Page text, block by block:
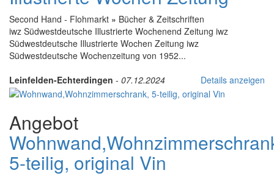
Second Hand - Flohmarkt » Bücher & Zeitschriften
iwz Südwestdeutsche Illustrierte Wochenend Zeitung iwz
Südwestdeutsche Illustrierte Wochen Zeitung iwz
Südwestdeutsche Wochenzeitung von 1952...
Leinfelden-Echterdingen - 07.12.2024 Details anzeigen
Angebot
5-teilig, original Vin